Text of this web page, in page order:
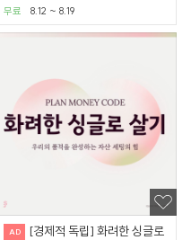
8.12 ~ 8.19
무료
[경제적 독립] 화려한 싱글로